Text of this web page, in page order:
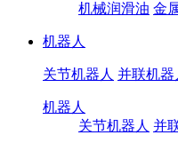
机械润滑油 金
机器人
关节机器人 并联机器
机器人
关节机器人 并